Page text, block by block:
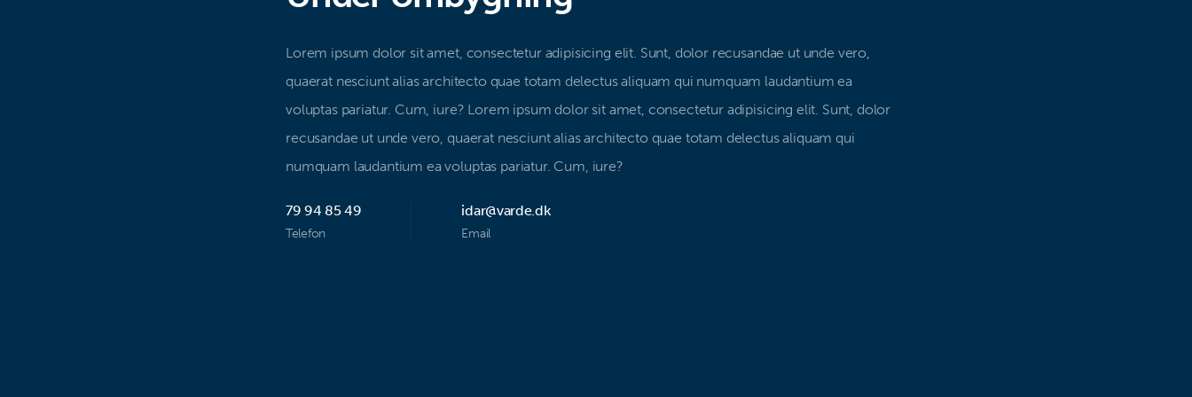
Lorem ipsum dolor sit amet, consectetur adipisicing elit. Sunt, dolor recusandae ut unde vero,
quaerat nesciunt alias architecto quae totam delectus aliquam qui numquam laudantium ea
voluptas pariatur. Cum, iure? Lorem ipsum dolor sit amet, consectetur adipisicing elit. Sunt, dolor
recusandae ut unde vero, quaerat nesciunt alias architecto quae totam delectus aliquam qui
numquam laudantium ea voluptas pariatur. Cum, iure?
79 94 85 49
Telefon
idar@varde.dk
Email